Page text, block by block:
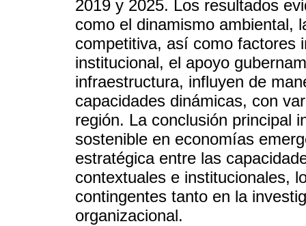
2019 y 2025. Los resultados
como el dinamismo ambiental,
competitiva, así como factores
institucional, el apoyo
infraestructura, influyen de
capacidades dinámicas, con
región. La conclusión principal
sostenible en economías
estratégica entre las
contextuales e institucionales,
contingentes tanto en la
organizacional.